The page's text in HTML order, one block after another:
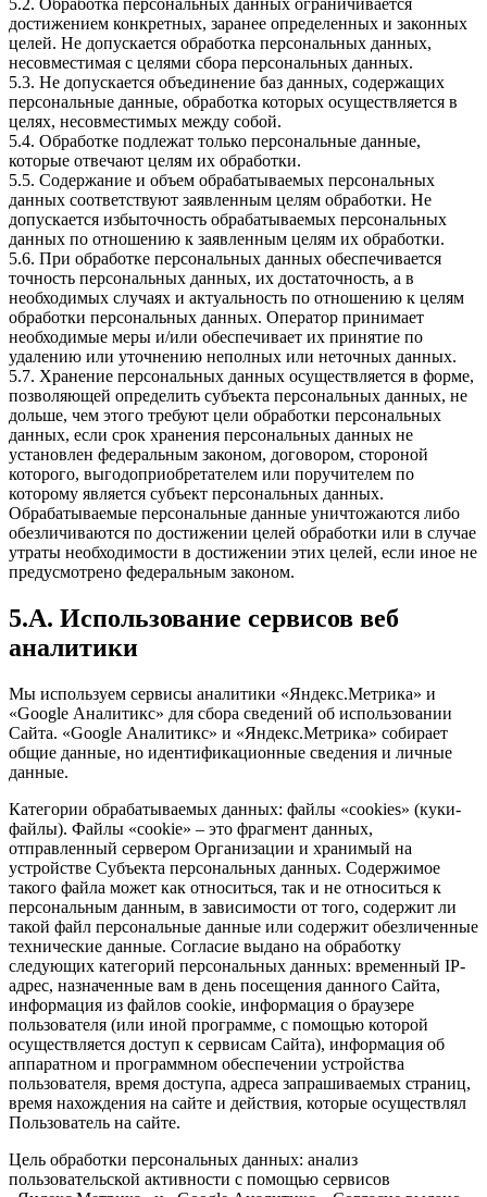
достижением конкретных, заранее определенных и законных
целей. Не допускается обработка персональных данных,
несовместимая с целями сбора персональных данных.
5.3. Не допускается объединение баз данных, содержащих
персональные данные, обработка которых осуществляется в
целях, несовместимых между собой.
5.4. Обработке подлежат только персональные данные,
которые отвечают целям их обработки.
5.5. Содержание и объем обрабатываемых персональных
данных соответствуют заявленным целям обработки. Не
допускается избыточность обрабатываемых персональных
данных по отношению к заявленным целям их обработки.
5.6. При обработке персональных данных обеспечивается
точность персональных данных, их достаточность, а в
необходимых случаях и актуальность по отношению к целям
обработки персональных данных. Оператор принимает
необходимые меры и/или обеспечивает их принятие по
удалению или уточнению неполных или неточных данных.
5.7. Хранение персональных данных осуществляется в форме,
позволяющей определить субъекта персональных данных, не
дольше, чем этого требуют цели обработки персональных
данных, если срок хранения персональных данных не
установлен федеральным законом, договором, стороной
которого, выгодоприобретателем или поручителем по
которому является субъект персональных данных.
Обрабатываемые персональные данные уничтожаются либо
обезличиваются по достижении целей обработки или в случае
утраты необходимости в достижении этих целей, если иное не
предусмотрено федеральным законом.
5.А. Использование сервисов веб
аналитики
Мы используем сервисы аналитики «Яндекс.Метрика» и
«Google Аналитикс» для сбора сведений об использовании
Сайта. «Google Аналитикс» и «Яндекс.Метрика» собирает
общие данные, но идентификационные сведения и личные
данные.
Категории обрабатываемых данных: файлы «cookies» (куки-
файлы). Файлы «cookie» – это фрагмент данных,
отправленный сервером Организации и хранимый на
устройстве Субъекта персональных данных. Содержимое
такого файла может как относиться, так и не относиться к
персональным данным, в зависимости от того, содержит ли
такой файл персональные данные или содержит обезличенные
технические данные. Согласие выдано на обработку
следующих категорий персональных данных: временный IP-
адрес, назначенные вам в день посещения данного Сайта,
информация из файлов cookie, информация о браузере
пользователя (или иной программе, с помощью которой
осуществляется доступ к сервисам Сайта), информация об
аппаратном и программном обеспечении устройства
пользователя, время доступа, адреса запрашиваемых страниц,
время нахождения на сайте и действия, которые осуществлял
Пользователь на сайте.
Цель обработки персональных данных: анализ
пользовательской активности с помощью сервисов